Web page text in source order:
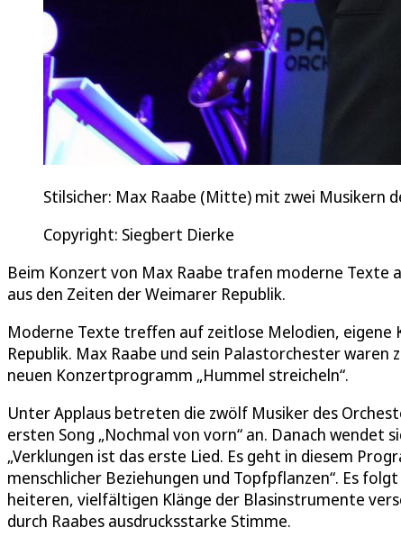
Stilsicher: Max Raabe (Mitte) mit zwei Musikern
Copyright: Siegbert Dierke
Beim Konzert von Max Raabe trafen moderne
aus den Zeiten der Weimarer Republik.
Moderne Texte treffen auf zeitlose Melodien,
Republik. Max Raabe und sein Palastorchester
neuen Konzertprogramm „Hummel streicheln“.
Unter Applaus betreten die zwölf Musiker des
ersten Song „Nochmal von vorn“ an. Danach wendet
„Verklungen ist das erste Lied. Es geht in diesem
menschlicher Beziehungen und Topfpflanzen“. Es
heiteren, vielfältigen Klänge der Blasinstrumente
durch Raabes ausdrucksstarke Stimme.